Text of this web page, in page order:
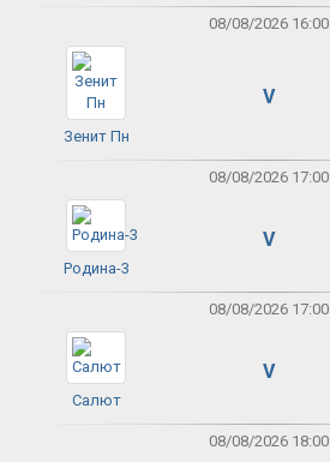
08/08/2026 16:00
Зенит Пн
V
08/08/2026 17:00
Родина-3
V
08/08/2026 17:00
Салют
V
08/08/2026 18:00